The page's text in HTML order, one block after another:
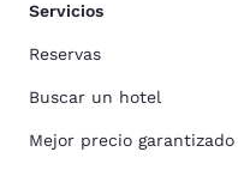
Servicios
Reservas
Buscar un hotel
Mejor precio garantizado